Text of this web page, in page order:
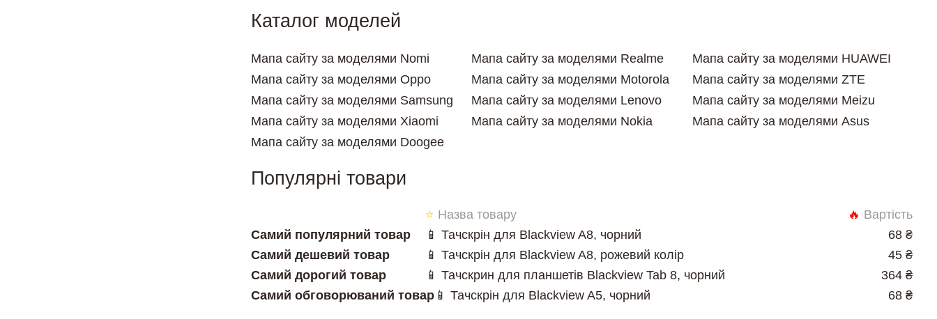
Каталог моделей
Мапа сайту за моделями Nomi Мапа сайту за моделями Realme
Мапа сайту за моделями HUAWEI
Мапа сайту за моделями Oppo
Мапа сайту за моделями Motorola
Мапа сайту за моделями ZTE
Мапа сайту за моделями Samsung
Мапа сайту за моделями Lenovo
Мапа сайту за моделями Meizu
Мапа сайту за моделями Xiaomi
Мапа сайту за моделями Nokia
Мапа сайту за моделями Asus
Мапа сайту за моделями Doogee
Популярні товари
⭐ Назва товару 🔥 Вартість
Самий популярний товар
📱 Тачскрін для Blackview A8, чорний
68 ₴
Самий дешевий товар
📱 Тачскрін для Blackview A8, рожевий колір
45 ₴
Самий дорогий товар
📱 Тачскрин для планшетів Blackview Tab 8, чорний
364 ₴
Самий обговорюваний товар 📱 Тачскрін для Blackview A5, чорний 68 ₴